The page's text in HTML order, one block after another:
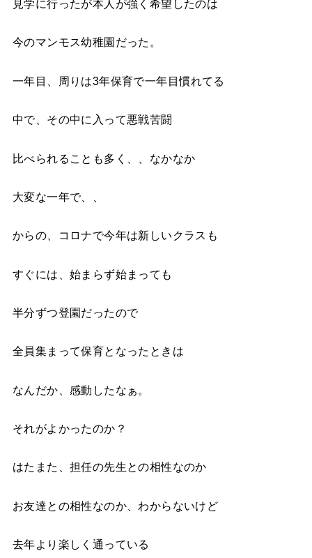
見学に行ったが本人が強く希望したのは
今のマンモス幼稚園だった。
一年目、周りは3年保育で一年目慣れてる
中で、その中に入って悪戦苦闘
比べられることも多く、、なかなか
大変な一年で、、
からの、コロナで今年は新しいクラスも
すぐには、始まらず始まっても
半分ずつ登園だったので
全員集まって保育となったときは
なんだか、感動したなぁ。
それがよかったのか？
はたまた、担任の先生との相性なのか
お友達との相性なのか、わからないけど
去年より楽しく通っている